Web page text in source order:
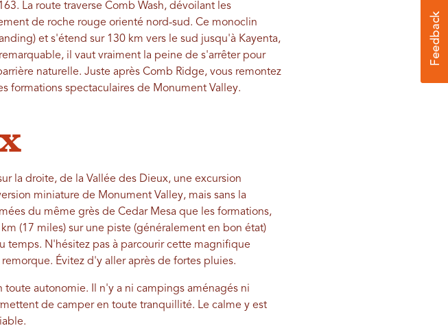
La route traverse Comb Wash, dévoilant les
de roche rouge orienté nord-sud. Ce monoclin
et s'étend sur 130 km vers le sud jusqu'à Kayenta,
il vaut vraiment la peine de s'arrêter pour
naturelle. Juste après Comb Ridge, vous remontez
formations spectaculaires de Monument Valley.
la droite, de la Vallée des Dieux, une excursion
miniature de Monument Valley, mais sans la
du même grès de Cedar Mesa que les formations,
(17 miles) sur une piste (généralement en bon état)
temps. N'hésitez pas à parcourir cette magnifique
Évitez d'y aller après de fortes pluies.
autonomie. Il n'y a ni campings aménagés ni
de camper en toute tranquillité. Le calme y est